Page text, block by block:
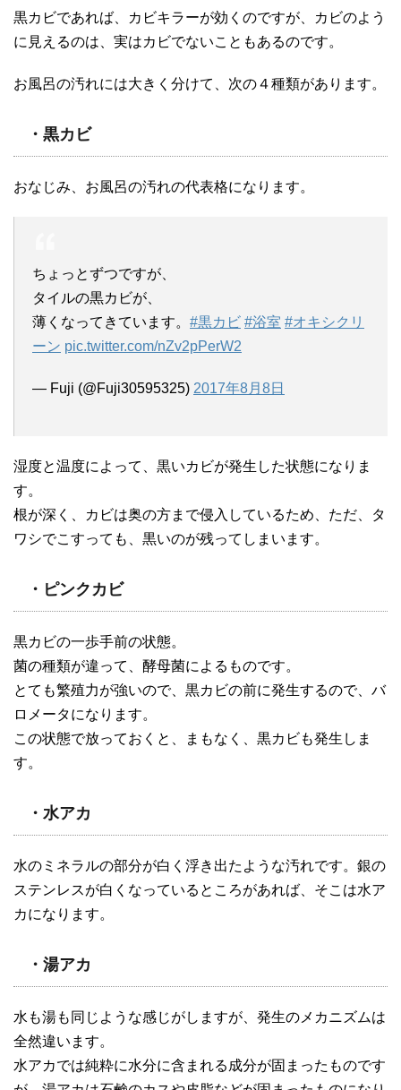
黒カビであれば、カビキラーが効くのですが、カビのよう
に見えるのは、実はカビでないこともあるのです。
お風呂の汚れには大きく分けて、次の４種類があります。
・黒カビ
おなじみ、お風呂の汚れの代表格になります。
ちょっとずつですが、
タイルの黒カビが、
薄くなってきています。 #黒カビ #浴室 #オキシクリ
ーン pic.twitter.com/nZv2pPerW2
— Fuji (@Fuji30595325) 2017年8月8日
湿度と温度によって、黒いカビが発生した状態になりま
す。
根が深く、カビは奥の方まで侵入しているため、ただ、タ
ワシでこすっても、黒いのが残ってしまいます。
・ピンクカビ
黒カビの一歩手前の状態。
菌の種類が違って、酵母菌によるものです。
とても繁殖力が強いので、黒カビの前に発生するので、バ
ロメータになります。
この状態で放っておくと、まもなく、黒カビも発生しま
す。
・水アカ
水のミネラルの部分が白く浮き出たような汚れです。銀の
ステンレスが白くなっているところがあれば、そこは水ア
カになります。
・湯アカ
水も湯も同じような感じがしますが、発生のメカニズムは
全然違います。
水アカでは純粋に水分に含まれる成分が固まったものです